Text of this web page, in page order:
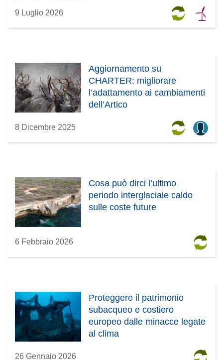
9 Luglio 2026
Aggiornamento su
CHARTER: migliorare
l’adattamento ai cambiamenti
dell’Artico
8 Dicembre 2025
Cosa può dirci l’ultimo
periodo interglaciale caldo
sulle coste future
6 Febbraio 2026
Proteggere il patrimonio
subacqueo e costiero
europeo dalle minacce legate
al clima
26 Gennaio 2026